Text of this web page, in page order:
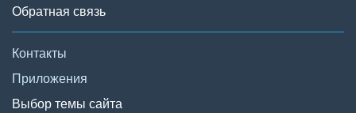
Обратная связь
Контакты
Приложения
Выбор темы сайта